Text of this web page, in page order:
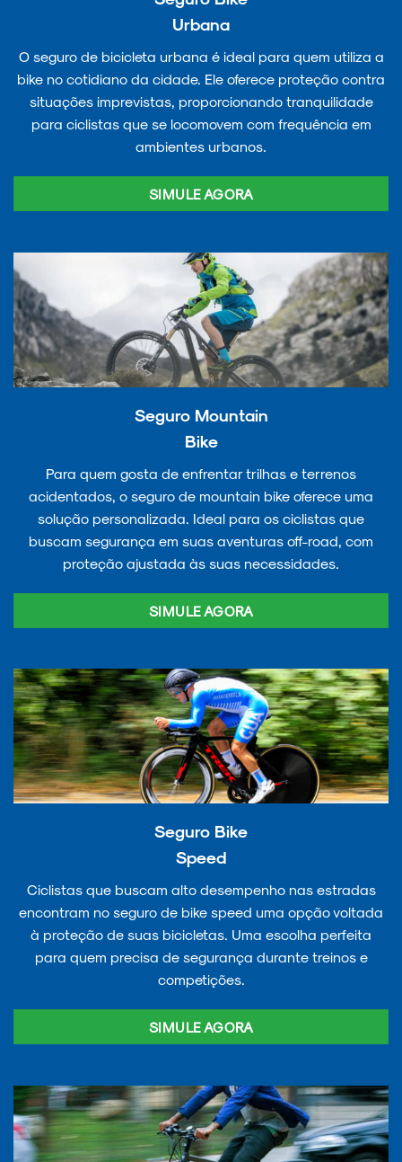
Urbana
O seguro de bicicleta urbana é ideal para quem utiliza a
bike no cotidiano da cidade. Ele oferece proteção contra
situações imprevistas, proporcionando tranquilidade
para ciclistas que se locomovem com frequência em
ambientes urbanos.
SIMULE AGORA
Seguro Mountain
Bike
Para quem gosta de enfrentar trilhas e terrenos
acidentados, o seguro de mountain bike oferece uma
solução personalizada. Ideal para os ciclistas que
buscam segurança em suas aventuras off-road, com
proteção ajustada às suas necessidades.
SIMULE AGORA
Seguro Bike
Speed
Ciclistas que buscam alto desempenho nas estradas
encontram no seguro de bike speed uma opção voltada
à proteção de suas bicicletas. Uma escolha perfeita
para quem precisa de segurança durante treinos e
competições.
SIMULE AGORA